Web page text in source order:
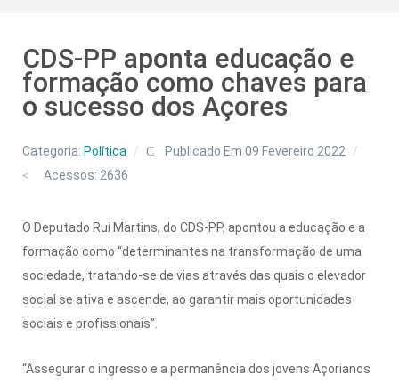
CDS-PP aponta educação e
formação como chaves para
o sucesso dos Açores
Categoria: Política
Publicado Em 09 Fevereiro 2022
Acessos: 2636
O Deputado Rui Martins, do CDS-PP, apontou a educação e a
formação como “determinantes na transformação de uma
sociedade, tratando-se de vias através das quais o elevador
social se ativa e ascende, ao garantir mais oportunidades
sociais e profissionais”.
“Assegurar o ingresso e a permanência dos jovens Açorianos